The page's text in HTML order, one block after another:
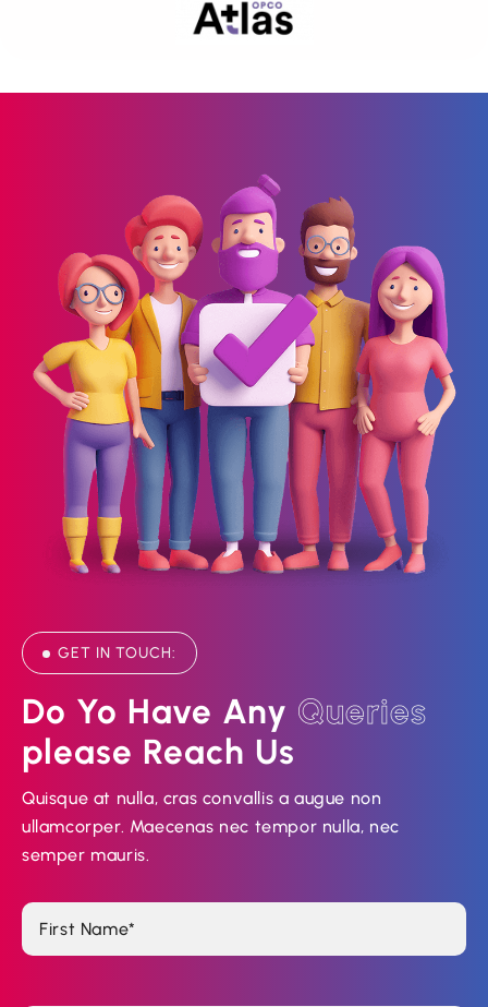
GET IN TOUCH:
Do Yo Have Any Queries
Please Reach Us
Quisque at nulla, cras convallis a augue non
ullamcorper. Maecenas nec tempor nulla, nec
semper mauris.